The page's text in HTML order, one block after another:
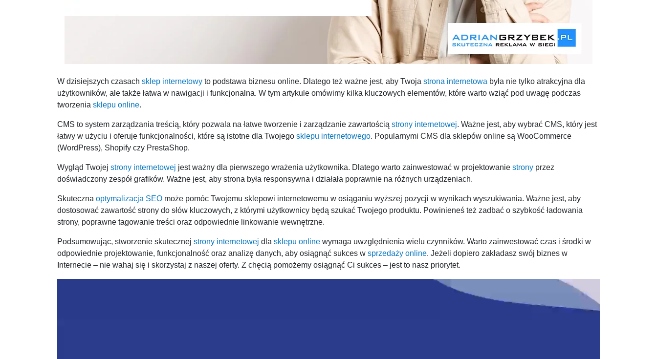
W dzisiejszych czasach sklep internetowy to podstawa biznesu online. Dlatego też ważne jest, aby Twoja strona internetowa była nie tylko atrakcyjna dla
użytkowników, ale także łatwa w nawigacji i funkcjonalna. W tym artykule omówimy kilka kluczowych elementów, które warto wziąć pod uwagę podczas
tworzenia sklepu online.
CMS to system zarządzania treścią, który pozwala na łatwe tworzenie i zarządzanie zawartością strony internetowej. Ważne jest, aby wybrać CMS, który jest
łatwy w użyciu i oferuje funkcjonalności, które są istotne dla Twojego sklepu internetowego. Popularnymi CMS dla sklepów online są WooCommerce
(WordPress), Shopify czy PrestaShop.
Wygląd Twojej strony internetowej jest ważny dla pierwszego wrażenia użytkownika. Dlatego warto zainwestować w projektowanie strony przez
doświadczony zespół grafików. Ważne jest, aby strona była responsywna i działała poprawnie na różnych urządzeniach.
Skuteczna optymalizacja SEO może pomóc Twojemu sklepowi internetowemu w osiąganiu wyższej pozycji w wynikach wyszukiwania. Ważne jest, aby
dostosować zawartość strony do słów kluczowych, z którymi użytkownicy będą szukać Twojego produktu. Powinieneś też zadbać o szybkość ładowania
strony, poprawne tagowanie treści oraz odpowiednie linkowanie wewnętrzne.
Podsumowując, stworzenie skutecznej strony internetowej dla sklepu online wymaga uwzględnienia wielu czynników. Warto zainwestować czas i środki w
odpowiednie projektowanie, funkcjonalność oraz analizę danych, aby osiągnąć sukces w sprzedaży online. Jeżeli dopiero zakładasz swój biznes w
Internecie – nie wahaj się i skorzystaj z naszej oferty. Z chęcią pomożemy osiągnąć Ci sukces – jest to nasz priorytet.